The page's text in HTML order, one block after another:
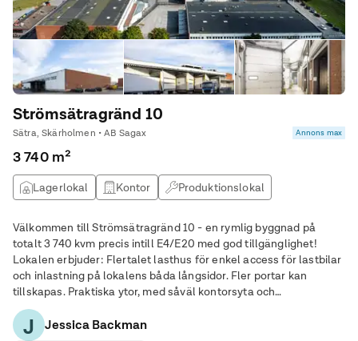
Strömsätragränd 10
Sätra, Skärholmen • AB Sagax Annons max
3 740 m²
Lagerlokal Kontor Produktionslokal
Välkommen till Strömsätragränd 10 - en rymlig byggnad på
totalt 3 740 kvm precis intill E4/E20 med god tillgänglighet!
Lokalen erbjuder: Flertalet lasthus för enkel access för lastbilar
och inlastning på lokalens båda långsidor. Fler portar kan
tillskapas. Praktiska ytor, med såväl kontorsyta och
personalutrymme. Stora öppna ytor med mölighet för
anpassning utefter er verksamhet. Takhöjden
J Jessica Backman